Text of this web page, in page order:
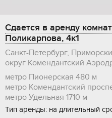
Сдается в аренду
Поликарпова, 4к1
Санкт-Петербург,
округ Комендантский
метро Пионерская 480 м
метро Комендантский
метро Удельная 1710 м
Тип аренды: на длительный